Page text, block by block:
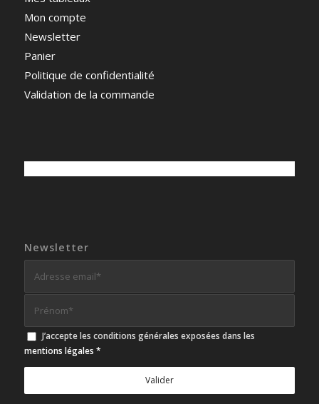
Mon compte
Newsletter
Panier
Politique de confidentialité
Validation de la commande
Newsletter
J’accepte les conditions générales exposées dans les
mentions légales *